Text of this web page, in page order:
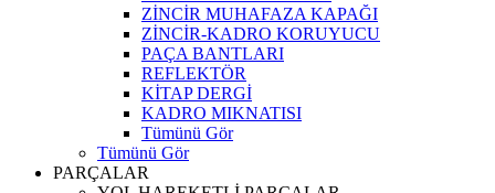
ZİNCİR MUHAFAZA KAPAĞI
ZİNCİR-KADRO KORUYUCU
PAÇA BANTLARI
REFLEKTÖR
KİTAP DERGİ
KADRO MIKNATISI
Tümünü Gör
Tümünü Gör
PARÇALAR